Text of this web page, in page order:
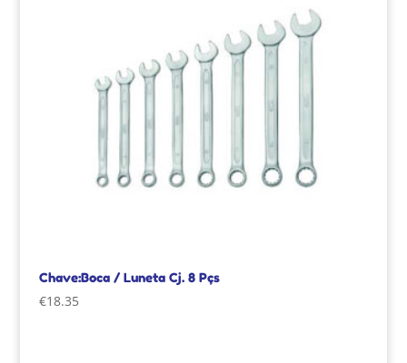
Chave:Boca / Luneta Cj. 8 Pçs
€18.35